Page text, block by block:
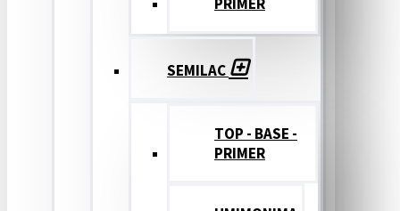
SEMILAC
TOP - BASE -
PRIMER